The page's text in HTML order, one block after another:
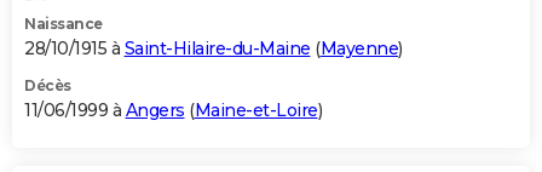
Naissance
28/10/1915 à Saint-Hilaire-du-Maine (Mayenne)
Décès
11/06/1999 à Angers (Maine-et-Loire)